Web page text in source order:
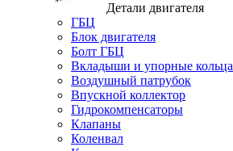
Детали двигателя
ГБЦ
Блок двигателя
Болт ГБЦ
Вкладыши и упорные кольца
Воздушный патрубок
Впускной коллектор
Гидрокомпенсаторы
Клапаны
Коленвал